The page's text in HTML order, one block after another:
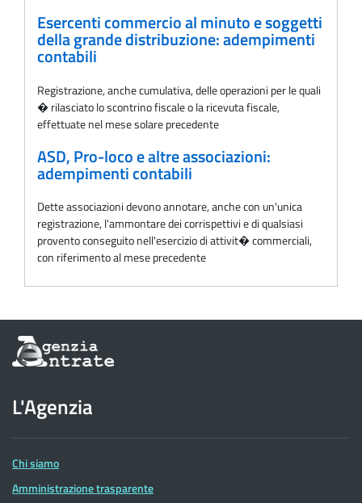
Esercenti commercio al minuto e soggetti
della grande distribuzione: adempimenti
contabili
Registrazione, anche cumulativa, delle operazioni per le quali
� rilasciato lo scontrino fiscale o la ricevuta fiscale,
effettuate nel mese solare precedente
ASD, Pro-loco e altre associazioni:
adempimenti contabili
Dette associazioni devono annotare, anche con un'unica
registrazione, l'ammontare dei corrispettivi e di qualsiasi
provento conseguito nell'esercizio di attivit� commerciali,
con riferimento al mese precedente
Informazioni
sul
dell'Agenzia
delle
Entrate
L'Agenzia
Chi siamo
Amministrazione trasparente